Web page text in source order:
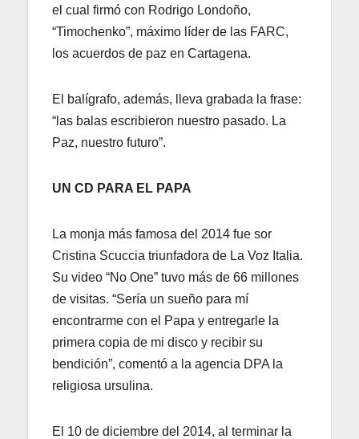
el cual firmó con Rodrigo Londoño,
“Timochenko”, máximo líder de las FARC,
los acuerdos de paz en Cartagena.
El balígrafo, además, lleva grabada la frase:
“las balas escribieron nuestro pasado. La
Paz, nuestro futuro”.
UN CD PARA EL PAPA
La monja más famosa del 2014 fue sor
Cristina Scuccia triunfadora de La Voz Italia.
Su video “No One” tuvo más de 66 millones
de visitas. “Sería un sueño para mí
encontrarme con el Papa y entregarle la
primera copia de mi disco y recibir su
bendición”, comentó a la agencia DPA la
religiosa ursulina.
El 10 de diciembre del 2014, al terminar la